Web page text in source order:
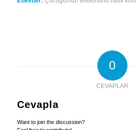
0
CEVAPLAR
Cevapla
Want to join the discussion?